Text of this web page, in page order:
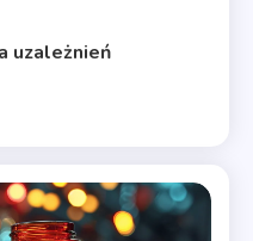
uzależnień